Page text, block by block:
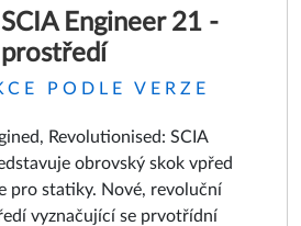
Engineer 21 -
PODLE VERZE
Revolutionised: SCIA
obrovský skok vpřed
pro statiky. Nové, revoluční
vyznačující se prvotřídní